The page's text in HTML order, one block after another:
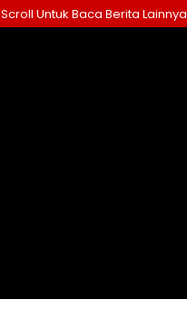
Scroll Untuk Baca Berita Lainnya